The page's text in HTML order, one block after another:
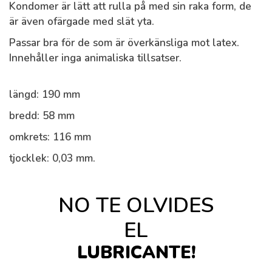
Kondomer är lätt att rulla på med sin raka form, de
är även ofärgade med slät yta.
Passar bra för de som är överkänsliga mot latex.
Innehåller inga animaliska tillsatser.
längd: 190 mm
bredd: 58 mm
omkrets: 116 mm
tjocklek: 0,03 mm.
NO TE OLVIDES
EL
LUBRICANTE!